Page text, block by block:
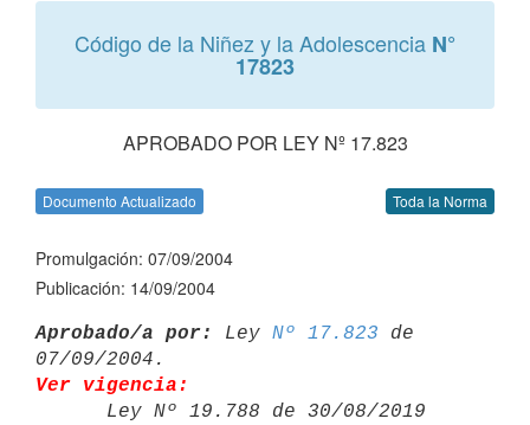
Código de la Niñez y la Adolescencia N°
17823
APROBADO POR LEY Nº 17.823
Documento Actualizado Toda la Norma
Promulgación: 07/09/2004
Publicación: 14/09/2004
Aprobado/a por: Ley Nº 17.823 de
Ver vigencia: